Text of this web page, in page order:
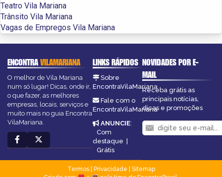
Teatro Vila Mariana
Trânsito Vila Mariana
Vagas de Empregos Vila Mariana
ENCONTRAVILAMARIANA
O melhor de Vila Mariana
num só lugar! Dicas, onde ir,
o que fazer, as melhores
empresas, locais, serviços e
muito mais no guia Encontra
VilaMariana.
LINKS RÁPIDOS
Sobre
EncontraVilaMariana
Fale com o
EncontraVilaMariana
ANUNCIE:
Com
destaque |
Grátis
NOVIDADES POR E-
MAIL
Receba grátis as
principais notícias,
dicas e promoções
Termos| Privacidade
Sitemap